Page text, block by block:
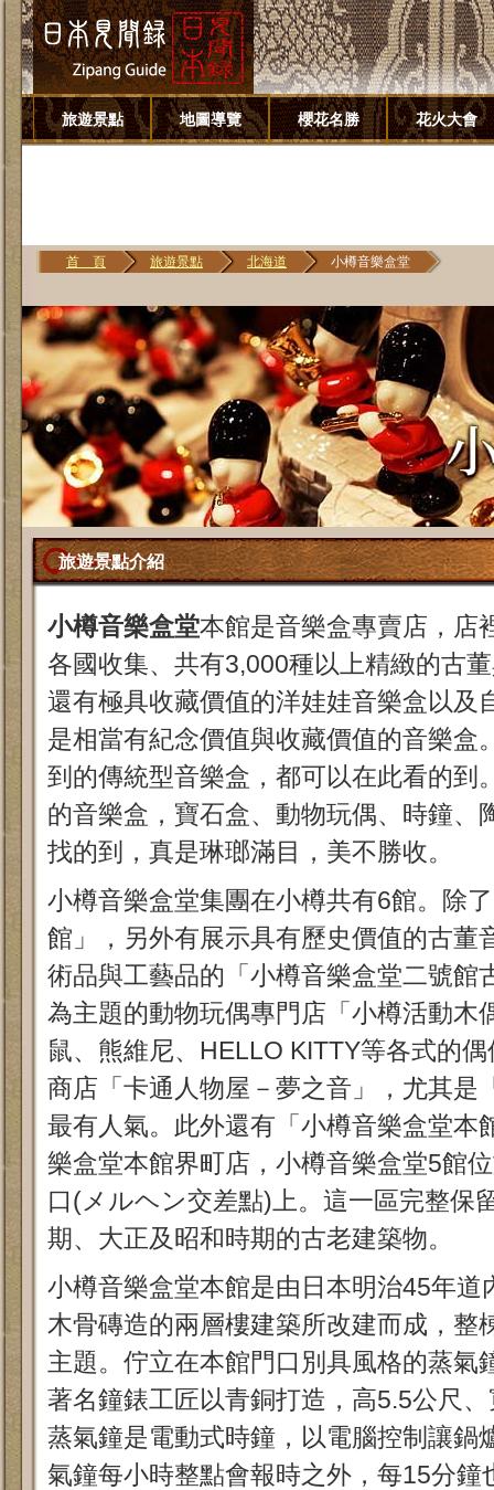
旅遊景點 地圖導覽 櫻花名勝 花火大會
首 頁 旅遊景點 北海道 小樽音樂盒堂
旅遊景點介紹
小樽音樂盒堂本館是音樂盒專賣店，店
各國收集、共有3,000種以上精緻的古
還有極具收藏價值的洋娃娃音樂盒以及
是相當有紀念價值與收藏價值的音樂盒
到的傳統型音樂盒，都可以在此看的到
的音樂盒，寶石盒、動物玩偶、時鐘、
找的到，真是琳瑯滿目，美不勝收。
小樽音樂盒堂集團在小樽共有6館。除
館」，另外有展示具有歷史價值的古董
術品與工藝品的「小樽音樂盒堂二號館
為主題的動物玩偶專門店「小樽活動木
鼠、熊維尼、HELLO KITTY等各式的
商店「卡通人物屋－夢之音」，尤其是
最有人氣。此外還有「小樽音樂盒堂本
樂盒堂本館界町店，小樽音樂盒堂5館
口(メルヘン交差點)上。這一區完整保
期、大正及昭和時期的古老建築物。
小樽音樂盒堂本館是由日本明治45年道
木骨磚造的兩層樓建築所改建而成，整
主題。佇立在本館門口別具風格的蒸氣
著名鐘錶工匠以青銅打造，高5.5公尺
蒸氣鐘是電動式時鐘，以電腦控制讓鍋
氣鐘每小時整點會報時之外，每15分鐘